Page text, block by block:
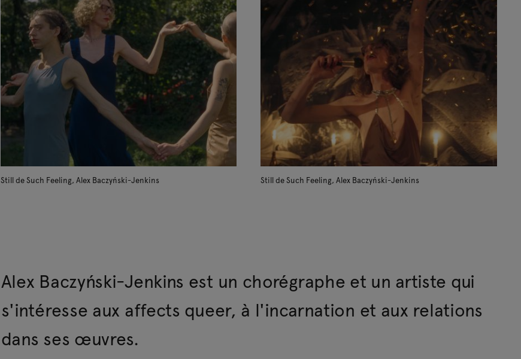
Avec le soutien de l'
Institut Adam Mickiewicz
Partenaire média :
Vogue Polska
Still de Such Feeling, Alex Baczyński-Jenkins Still de Such Feeling, Alex Baczyński-Jenkins
Alex Baczyński-Jenkins est un chorégraphe et un artiste qui
s'intéresse aux affects queer, à l'incarnation et aux relations
dans ses œuvres.